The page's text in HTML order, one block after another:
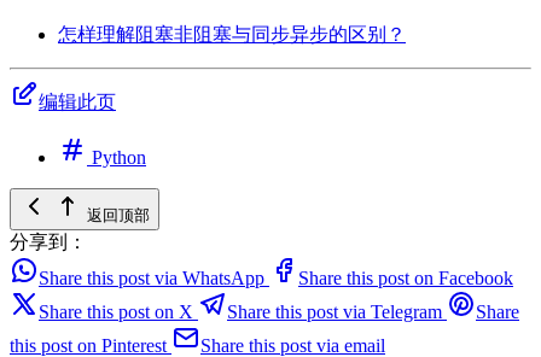
怎样理解阻塞非阻塞与同步异步的区别？
编辑此页
Python
返回顶部
分享到：
Share this post via WhatsApp
Share this post on Facebook
Share this post on X
Share this post via Telegram
Share
this post on Pinterest
Share this post via email